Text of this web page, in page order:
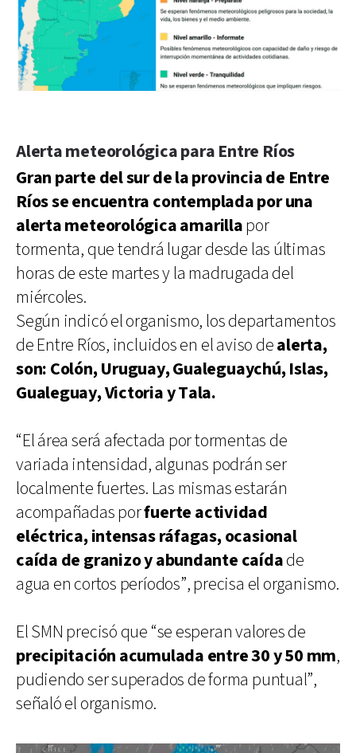
Alerta meteorológica para Entre Ríos
Gran parte del sur de la provincia de Entre
Ríos se encuentra contemplada por una
alerta meteorológica amarillapor
tormenta, que tendrá lugar desde las últimas
horas de este martes y la madrugada del
miércoles.
Según indicó el organismo, los departamentos
de Entre Ríos, incluidos en el aviso dealerta,
son: Colón, Uruguay, Gualeguaychú, Islas,
Gualeguay, Victoria y Tala.
“El área será afectada por tormentas de
variada intensidad, algunas podrán ser
localmente fuertes. Las mismas estarán
acompañadas porfuerte actividad
eléctrica, intensas ráfagas, ocasional
caída de granizo y abundante caídade
agua en cortos períodos”, precisa el organismo.
El SMN precisó que “se esperan valores de
precipitación acumulada entre 30 y 50 mm,
pudiendo ser superados de forma puntual”,
señaló el organismo.